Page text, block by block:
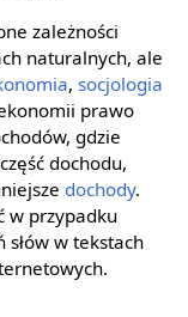
zależności
naturalnych, ale
, socjologia
prawo
gdzie
dochodu,
dochody.
w przypadku
w tekstach